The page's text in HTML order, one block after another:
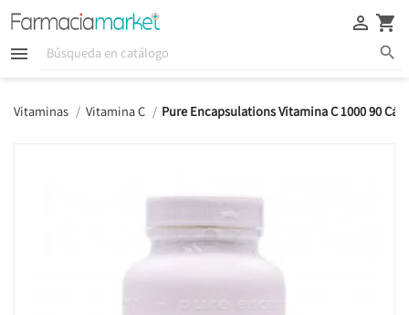
  
 
Vitaminas Vitamina C Pure Encapsulations Vitamina C 1000 90